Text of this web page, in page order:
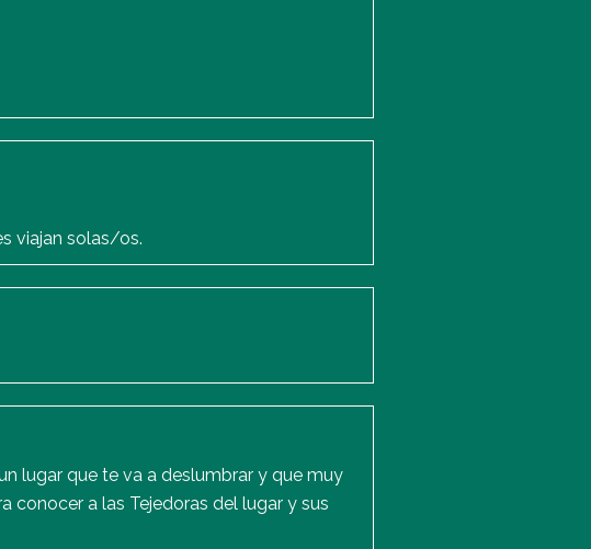
viajan solas/os.
lugar que te va a deslumbrar y que muy
conocer a las Tejedoras del lugar y sus